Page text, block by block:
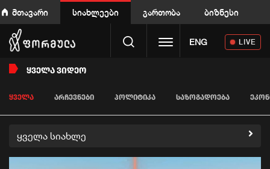
მთავარი სიახლეები გართობა ბიზნესი
Toggle navigation
ENG LIVE
ᲧᲕᲔᲚᲐ ᲕᲘᲓᲔᲝ
ᲧᲕᲔᲚᲐ ᲐᲠᲩᲔᲕᲜᲔᲑᲘ ᲞᲝᲚᲘᲢᲘᲙᲐ ᲡᲐᲖᲝᲒᲐᲓᲝᲔᲑᲐ
ყველა სიახლე